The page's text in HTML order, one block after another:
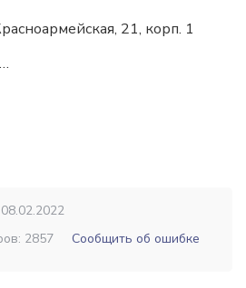
21, корп. 1
+375(17)369-18-01
2857
Сообщить об ошибке